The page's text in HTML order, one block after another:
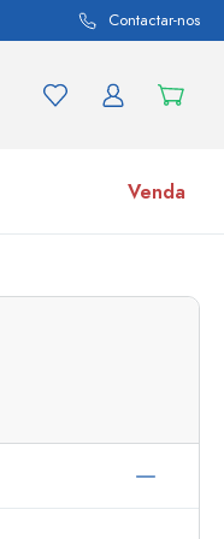
Contactar-nos
Venda